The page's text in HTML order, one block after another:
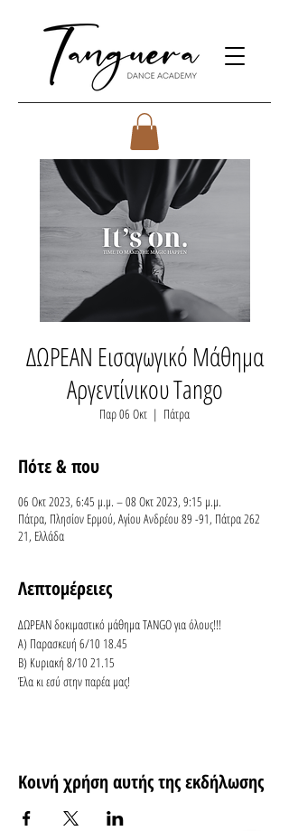
ΔΩΡΕΑΝ Εισαγωγικό Μάθημα
Αργεντίνικου Tango
Παρ 06 Οκτ
  |
Πάτρα
Πότε & που
06 Οκτ 2023, 6:45 μ.μ. – 08 Οκτ 2023, 9:15 μ.μ.
Πάτρα, Πλησίον Ερμού, Αγίου Ανδρέου 89 -91, Πάτρα 262
21, Ελλάδα
Λεπτομέρειες
ΔΩΡΕΑΝ δοκιμαστικό μάθημα TANGO για όλους!!!
Α) Παρασκευή 6/10 18.45
Β) Κυριακή 8/10 21.15
Έλα κι εσύ στην παρέα μας!
Κοινή χρήση αυτής της εκδήλωσης